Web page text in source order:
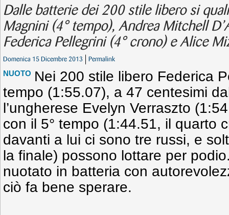
Dalle batterie dei 200 stile libero si
Magnini (4° tempo), Andrea Mitchell
Federica Pellegrini (4° crono) e Alice
Domenica 15 Dicembre 2013 Permalink
NUOTO Nei 200 stile libero Federica
tempo (1:55.07), a 47 centesimi
l’ungherese Evelyn Verraszto
con il 5° tempo (1:44.51, il quarto
davanti a lui ci sono tre russi, e
la finale) possono lottare per
nuotato in batteria con
ciò fa bene sperare.